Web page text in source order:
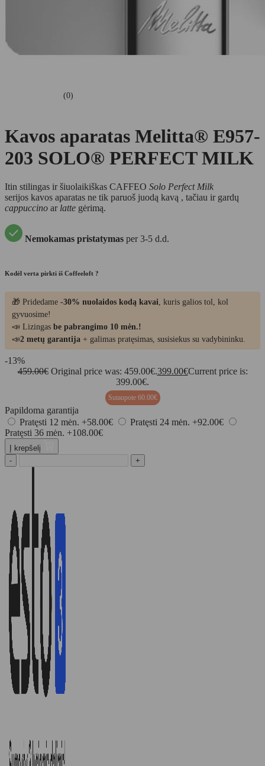
(0)
Kavos aparatas Melitta® E957-
203 SOLO® PERFECT MILK
Itin stilingas ir šiuolaikiškas CAFFEO Solo Perfect Milk
serijos kavos aparatas ne tik paruoš juodą kavą , tačiau ir gardų
cappuccino ar latte gėrimą.
Nemokamas pristatymas per 3-5 d.d.
Kodėl verta pirkti iš Coffeeloft ?
🎁 Pridedame -30% nuolaidos kodą kavai , kuris galios tol, kol
gyvuosime!
📣 Lizingas be pabrangimo 10 mėn.!
📣2 metų garantija + galimas pratęsimas, susisiekus su vadybininku.
-13%
459.00€ Original price was: 459.00€.399.00€Current price is:
399.00€.
Sutaupote 60.00€
Papildoma garantija
Pratęsti 12 mėn. +58.00€ Pratęsti 24 mėn. +92.00€
Pratęsti 36 mėn. +108.00€
Į krepšelį
-
+